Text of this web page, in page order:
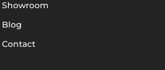
Showroom
Blog
Contact